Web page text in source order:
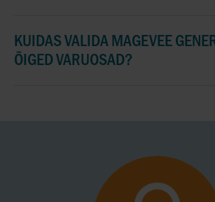
KUIDAS VALIDA MAGEVEE
ÕIGED VARUOSAD?